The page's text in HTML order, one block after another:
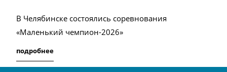
В Челябинске состоялись соревнования
«Маленький чемпион-2026»
подробнее